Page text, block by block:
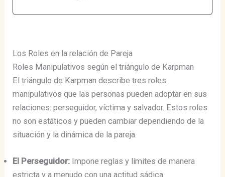
Los Roles en la relación de Pareja
Roles Manipulativos según el triángulo de Karpman
El triángulo de Karpman describe tres roles
manipulativos que las personas pueden adoptar en sus
relaciones: perseguidor, víctima y salvador​​. Estos roles
no son estáticos y pueden cambiar dependiendo de la
situación y la dinámica de la pareja.
El Perseguidor: Impone reglas y límites de manera
estricta y a menudo con una actitud sádica.